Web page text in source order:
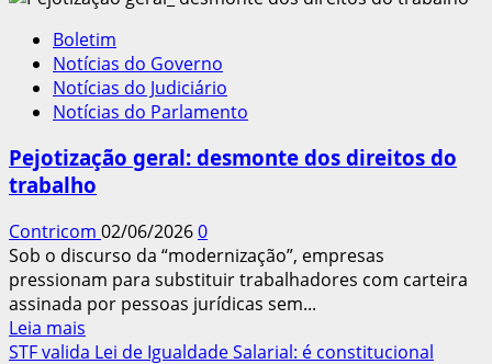
derruba
maldade
da
Reforma
Previdência
Boletim
Notícias do Governo
Notícias do Judiciário
Notícias do Parlamento
Pejotização geral: desmonte dos direitos do
trabalho
Contricom 02/06/20260
Sob o discurso da “modernização”, empresas
pressionam para substituir trabalhadores com carteira
assinada por pessoas jurídicas sem...
Leia mais
mais
STF valida Lei de Igualdade Salarial: é constitucional